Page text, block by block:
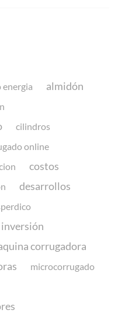
energia almidón
cilindros
online
costos
desarrollos
inversión
corrugadora
microcorrugado